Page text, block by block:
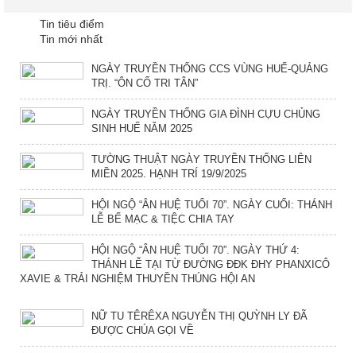
Tin tiêu điểm
Tin mới nhất
NGÀY TRUYỀN THỐNG CCS VÙNG HUẾ-QUẢNG
TRỊ. “ÔN CỐ TRI TÂN”
NGÀY TRUYỀN THỐNG GIA ĐÌNH CỰU CHỦNG
SINH HUẾ NĂM 2025
TƯỜNG THUẬT NGÀY TRUYỀN THỐNG LIÊN
MIỀN 2025. HẠNH TRÍ 19/9/2025
HỘI NGỘ “ÂN HUỆ TUỔI 70”. NGÀY CUỐI: THÁNH
LỄ BẾ MẠC & TIỆC CHIA TAY
HỘI NGỘ “ÂN HUỆ TUỔI 70”. NGÀY THỨ 4:
THÁNH LỄ TẠI TỪ ĐƯỜNG ĐĐK ĐHY PHANXICÔ
XAVIE & TRẢI NGHIỆM THUYỀN THÚNG HỘI AN
NỮ TU TÊRÊXA NGUYỄN THỊ QUỲNH LY ĐÃ
ĐƯỢC CHÚA GỌI VỀ